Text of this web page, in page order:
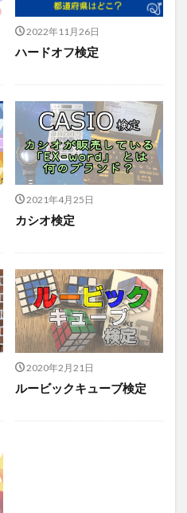
2022年11月26日
ハードオフ検定
2021年4月25日
カシオ検定
2020年2月21日
ルービックキューブ検定